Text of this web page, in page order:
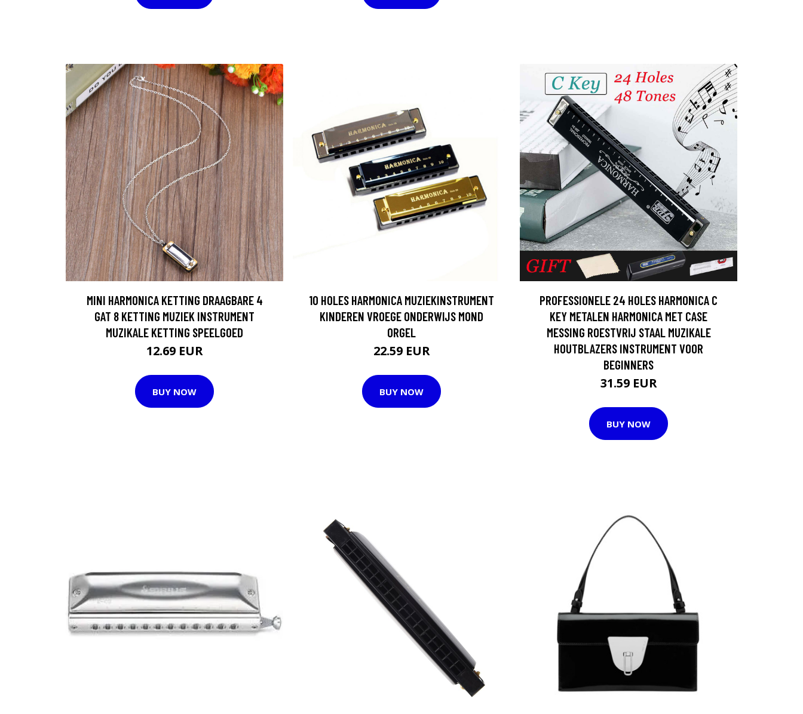
MINI HARMONICA KETTING DRAAGBARE 4
GAT 8 KETTING MUZIEK INSTRUMENT
MUZIKALE KETTING SPEELGOED
12.69 EUR
BUY NOW
10 HOLES HARMONICA MUZIEKINSTRUMENT
KINDEREN VROEGE ONDERWIJS MOND
ORGEL
22.59 EUR
BUY NOW
PROFESSIONELE 24 HOLES HARMONICA C
KEY METALEN HARMONICA MET CASE
MESSING ROESTVRIJ STAAL MUZIKALE
HOUTBLAZERS INSTRUMENT VOOR
BEGINNERS
31.59 EUR
BUY NOW